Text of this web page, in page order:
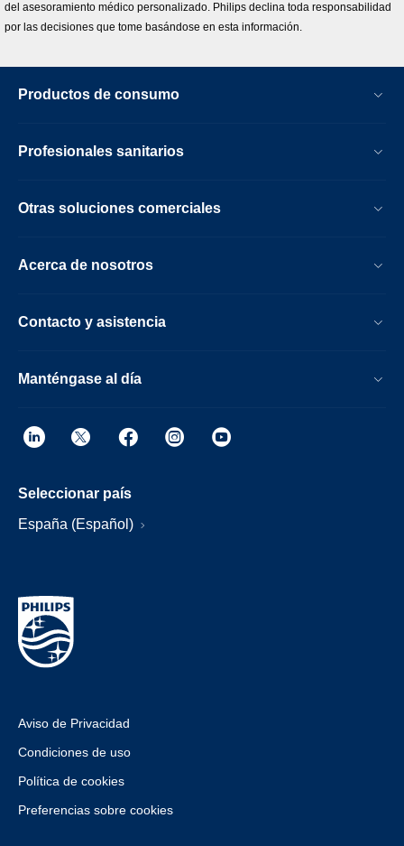
del asesoramiento médico personalizado. Philips declina toda responsabilidad
por las decisiones que tome basándose en esta información.
Productos de consumo
Profesionales sanitarios
Otras soluciones comerciales
Acerca de nosotros
Contacto y asistencia
Manténgase al día
Seleccionar país
España (Español)
Aviso de Privacidad
Condiciones de uso
Política de cookies
Preferencias sobre cookies